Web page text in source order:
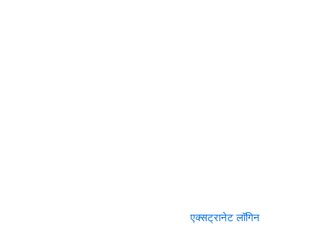
एक्सट्रानेट लॉगिन